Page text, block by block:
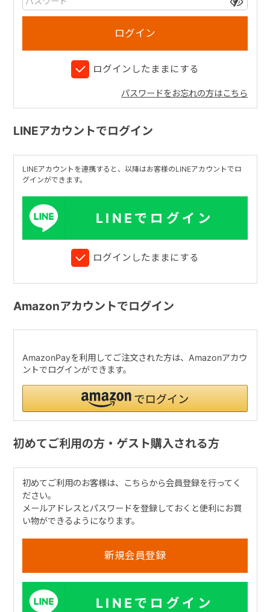
ログインしたままにする
パスワードをお忘れの方はこちら
LINEアカウントでログイン
LINEアカウントを連携すると、以降はお客様のLINEアカウントでロ
グインができます。
LINEでログイン
ログインしたままにする
Amazonアカウントでログイン
AmazonPayを利用してご注文された方は、Amazonアカウ
ントでログインができます。
初めてご利用の方・ゲスト購入される方
初めてご利用のお客様は、こちらから会員登録を行ってく
ださい。
メールアドレスとパスワードを登録しておくと便利にお買
い物ができるようになります。
LINEでログイン